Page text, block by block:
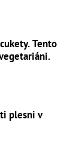
Tento
plesni v